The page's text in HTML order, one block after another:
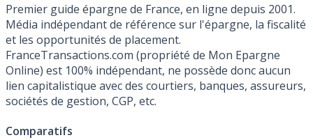
Premier guide épargne de France, en ligne depuis 2001.
Média indépendant de référence sur l'épargne, la fiscalité
et les opportunités de placement.
FranceTransactions.com (propriété de Mon Epargne
Online) est 100% indépendant, ne possède donc aucun
lien capitalistique avec des courtiers, banques, assureurs,
sociétés de gestion, CGP, etc.
Comparatifs